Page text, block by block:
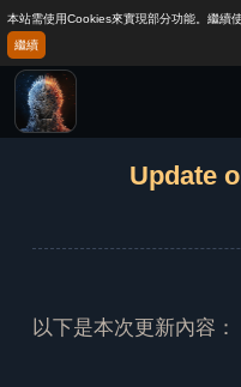
本站需使用Cookies來實現部分功能。繼續
繼續
Update
以下是本次更新內容：